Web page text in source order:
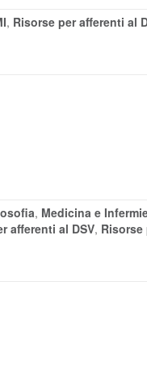
, Risorse per afferenti al
, Medicina e
afferenti al DSV, Risorse